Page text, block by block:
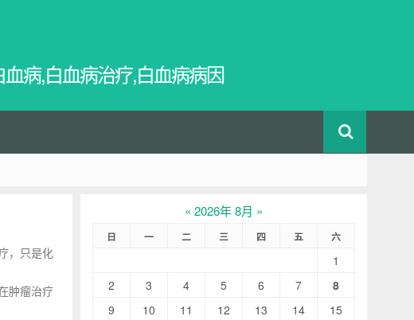
病,白血病治疗,白血病病因
，只是化
肿瘤治疗
« 2026年 8月 »
日 一 二 三 四 五 六
1
2
3 4 5 6 7
8
9
10 11 12 13 14
15